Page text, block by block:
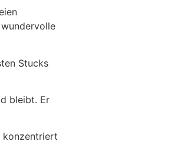
Stucks
bleibt. Er
konzentriert